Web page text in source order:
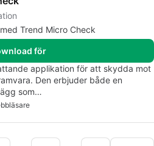
Trend Micro Check
för
applikation för att skydda mot
Den erbjuder både en
som…